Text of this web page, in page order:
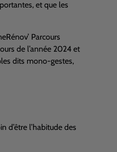
et que les
Parcours
de l’année 2024 et
dits mono-gestes,
d’être l’habitude des